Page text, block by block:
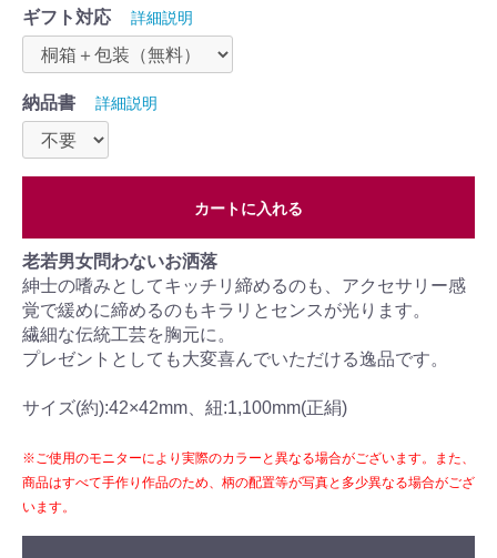
ギフト対応 詳細説明
納品書 詳細説明
カートに入れる
老若男女問わないお洒落
紳士の嗜みとしてキッチリ締めるのも、アクセサリー感
覚で緩めに締めるのもキラリとセンスが光ります。
繊細な伝統工芸を胸元に。
プレゼントとしても大変喜んでいただける逸品です。
サイズ(約):42×42mm、紐:1,100mm(正絹)
※ご使用のモニターにより実際のカラーと異なる場合がございます。また、
商品はすべて手作り作品のため、柄の配置等が写真と多少異なる場合がござ
います。